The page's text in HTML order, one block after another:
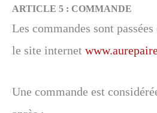
ARTICLE 5 : COMMANDE
Les commandes sont
le site internet
Une commande est